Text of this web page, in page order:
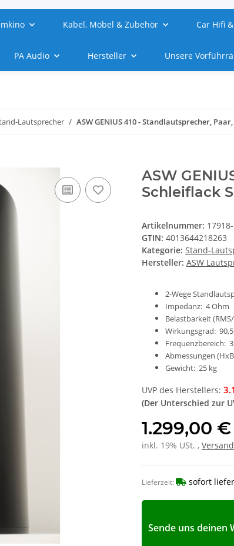
Kabel, Möbel & Zubehör Car Hifi
PA Audio Hersteller Unsere
Lautsprecher ASW GENIUS 410 - Standlautsprecher,
ASW
Schleiflack
Artikelnummer:
GTIN: 4013644218263
Kategorie: Stand-
Hersteller: ASW
2-Wege
Impedanz: 4 Ohm
Belastbarkeit
Wirkungsgrad:
Frequenzbereich:
Abmessungen
Gewicht: 25 kg
UVP des Herstellers:
(Der Unterschied zur
1.299,00 €
inkl. 19% USt. ,
Lieferzeit: sofort
Sende uns deinen